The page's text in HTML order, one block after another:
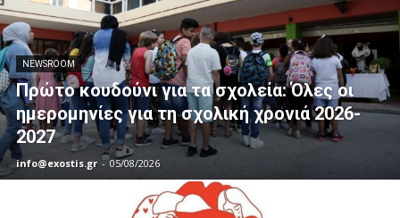
NEWSROOM
Πρώτο κουδούνι για τα σχολεία: Όλες οι
ημερομηνίες για τη σχολική χρονιά 2026-
2027
info@exostis.gr - 05/08/2026